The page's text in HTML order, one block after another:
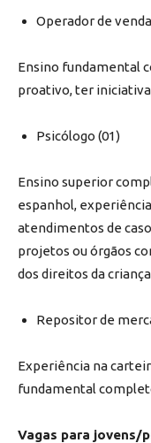
Operador de
Ensino fundamental
proativo, ter
Psicólogo (01)
Ensino superior
espanhol,
atendimentos de
projetos ou órgãos
dos direitos da
Repositor de
Experiência na
fundamental
Vagas para jovens/